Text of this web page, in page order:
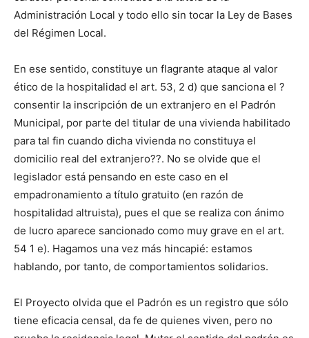
Administración Local y todo ello sin tocar la Ley de Bases
del Régimen Local.
En ese sentido, constituye un flagrante ataque al valor
ético de la hospitalidad el art. 53, 2 d) que sanciona el ?
consentir la inscripción de un extranjero en el Padrón
Municipal, por parte del titular de una vivienda habilitado
para tal fin cuando dicha vivienda no constituya el
domicilio real del extranjero??. No se olvide que el
legislador está pensando en este caso en el
empadronamiento a título gratuito (en razón de
hospitalidad altruista), pues el que se realiza con ánimo
de lucro aparece sancionado como muy grave en el art.
54 1 e). Hagamos una vez más hincapié: estamos
hablando, por tanto, de comportamientos solidarios.
El Proyecto olvida que el Padrón es un registro que sólo
tiene eficacia censal, da fe de quienes viven, pero no